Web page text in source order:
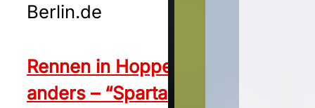
Berlin.de
Rennen in Hoppegarten einmal
anders – “Spartan” am 24.